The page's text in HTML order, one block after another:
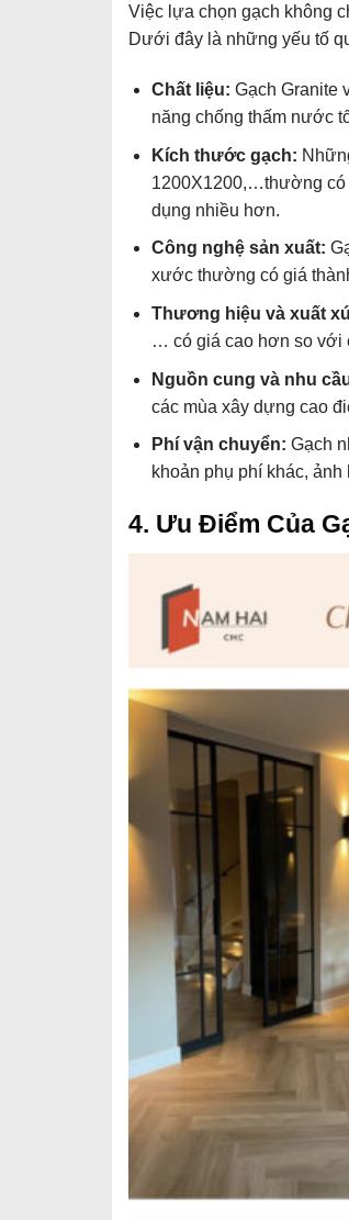
Việc lựa chọn gạch không
Dưới đây là những yếu tố
Chất liệu: Gạch Granite
năng chống thấm nước
Kích thước gạch:
1200X1200,…thường có
dụng nhiều hơn.
Công nghệ sản xuất:
xước thường có giá
Thương hiệu và xuất
… có giá cao hơn so với
Nguồn cung và nhu
các mùa xây dựng cao
Phí vận chuyển: Gạch
khoản phụ phí khác,
4. Ưu Điểm Của